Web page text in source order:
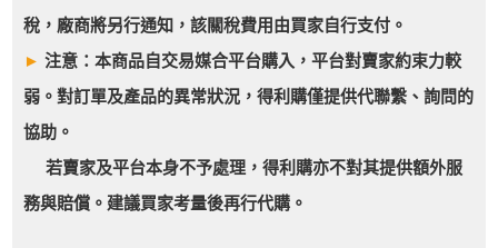
稅，廠商將另行通知，該關稅費用由買家自行支付。
► 注意：本商品自交易媒合平台購入，平台對賣家約束力較
弱。對訂單及產品的異常狀況，得利購僅提供代聯繫、詢問的
協助。
若賣家及平台本身不予處理，得利購亦不對其提供額外服
務與賠償。建議買家考量後再行代購。